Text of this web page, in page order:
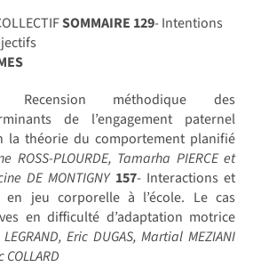
SOMMAIRE 129- Intentions
Recension méthodique des
de l’engagement paternel
la théorie du comportement planifié
ROSS-PLOURDE, Tamarha PIERCE et
DE MONTIGNY 157- Interactions et
en jeu corporelle à l’école. Le cas
en difficulté d’adaptation motrice
Eric DUGAS, Martial MEZIANI
COLLARD